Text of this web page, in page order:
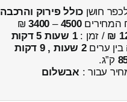
כולל פירוק והרכבה
המחירים4500
–
3400
₪
/ זמן :1 שעות 5 דקות
ערים2 שעות , 9 דקות
ק”ג.
עבור : אבשלום